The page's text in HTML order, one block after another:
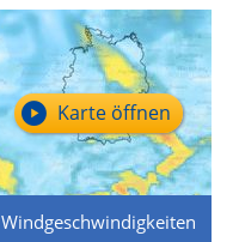
Windgeschwindigkeiten
Karte öffnen